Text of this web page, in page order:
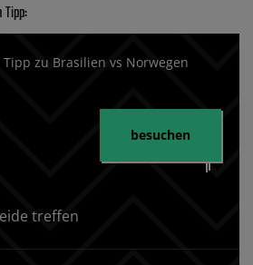
zu Brasilien vs Norwegen
treffen
besuchen